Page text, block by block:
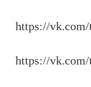
https://vk.com/
https://vk.com/